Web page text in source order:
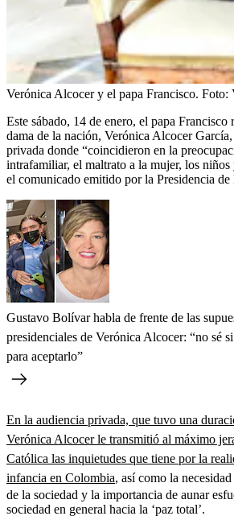
Verónica Alcocer y el papa Francisco. Foto:
Este sábado, 14 de enero, el papa Francisco
dama de la nación, Verónica Alcocer
privada donde “coincidieron en la
intrafamiliar, el maltrato a la mujer, los niños
el comunicado emitido por la Presidencia de
Gustavo Bolívar habla de frente de las
presidenciales de Verónica Alcocer: “no sé
para aceptarlo”
En la audiencia privada, que tuvo una
Verónica Alcocer le transmitió al máximo
Católica las inquietudes que tiene por la
infancia en Colombia, así como la
de la sociedad y la importancia de aunar
sociedad en general hacia la ‘paz total’.